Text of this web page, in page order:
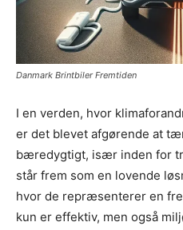
Danmark Brintbiler Fremtiden
I en verden, hvor
er det blevet afgørende at
bæredygtigt, især inden for
står frem som en lovende
hvor de repræsenterer en
kun er effektiv, men også